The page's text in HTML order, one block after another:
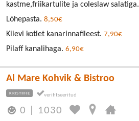
kastme,friikartulite ja coleslaw salatiga.
Lõhepasta. 8,50€
Kiievi kotlet kanarinnafileest. 7,90€
Pilaff kanalihaga. 6,90€
Al Mare Kohvik & Bistroo
KRISTIINE
0 1030